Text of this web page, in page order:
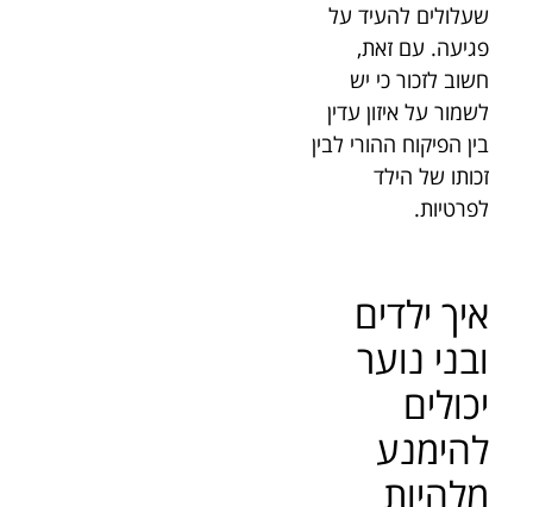
שעלולים להעיד על
פגיעה. עם זאת,
חשוב לזכור כי יש
לשמור על איזון עדין
בין הפיקוח ההורי לבין
זכותו של הילד
לפרטיות.
איך ילדים
ובני נוער
יכולים
להימנע
מלהיות